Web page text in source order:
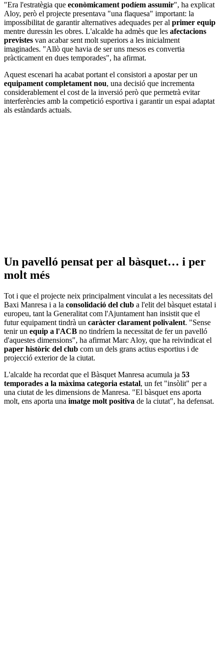
"Era l'estratègia que econòmicament podíem assumir", ha explicat
Aloy, però el projecte presentava "una flaquesa" important: la
impossibilitat de garantir alternatives adequades per al primer equip
mentre duressin les obres. L'alcalde ha admès que les afectacions
previstes van acabar sent molt superiors a les inicialment
imaginades. "Allò que havia de ser uns mesos es convertia
pràcticament en dues temporades", ha afirmat.
Aquest escenari ha acabat portant el consistori a apostar per un
equipament completament nou, una decisió que incrementa
considerablement el cost de la inversió però que permetrà evitar
interferències amb la competició esportiva i garantir un espai adaptat
als estàndards actuals.
Un pavelló pensat per al bàsquet… i per
molt més
Tot i que el projecte neix principalment vinculat a les necessitats del
Baxi Manresa i a la consolidació del club a l'elit del bàsquet estatal i
europeu, tant la Generalitat com l'Ajuntament han insistit que el
futur equipament tindrà un caràcter clarament polivalent. "Sense
tenir un equip a l'ACB no tindríem la necessitat de fer un pavelló
d'aquestes dimensions", ha afirmat Marc Aloy, que ha reivindicat el
paper històric del club com un dels grans actius esportius i de
projecció exterior de la ciutat.
L'alcalde ha recordat que el Bàsquet Manresa acumula ja 53
temporades a la màxima categoria estatal, un fet "insòlit" per a
una ciutat de les dimensions de Manresa. "El bàsquet ens aporta
molt, ens aporta una imatge molt positiva de la ciutat", ha defensat.